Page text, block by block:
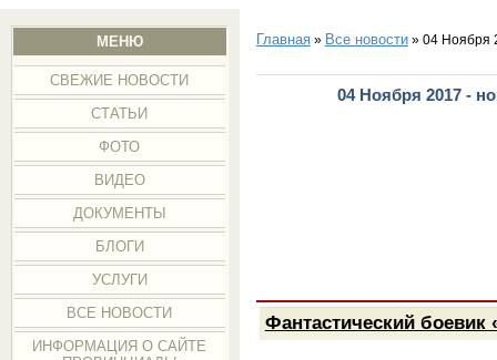
МЕНЮ
СВЕЖИЕ НОВОСТИ
СТАТЬИ
ФОТО
ВИДЕО
ДОКУМЕНТЫ
БЛОГИ
УСЛУГИ
ВСЕ НОВОСТИ
ИНФОРМАЦИЯ О САЙТЕ
Главная» Все новости» 04 Ноября
04 Ноября 2017 -
Фантастический